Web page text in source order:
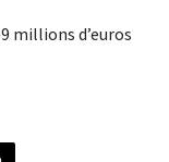
millions d’euros